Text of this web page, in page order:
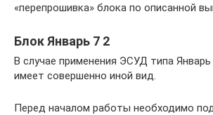
«перепрошивка» блока по описанной
Блок Январь 7 2
В случае применения ЭСУД типа
имеет совершенно иной вид.
Перед началом работы необходимо